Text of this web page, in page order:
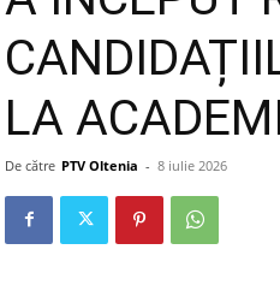
LA
De către PTV Oltenia - 8 iulie 2026